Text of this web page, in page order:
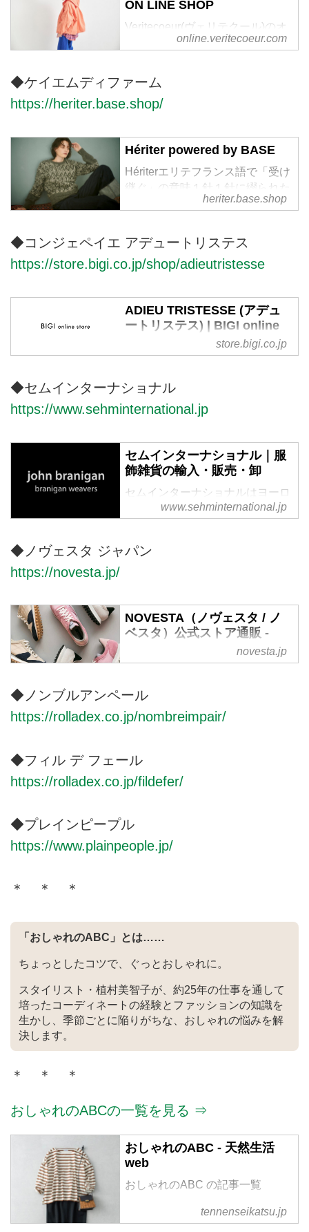
ON LINE SHOP
Veritecoeur(ヴェリテクール)のオ
フィシャル通販サイトです。 オ
ガジンの配信。
online.veritecoeur.com
◆ケイエムディファーム
https://heriter.base.shop/
Hériter powered by BASE
Hériterエリテフランス語で「受け
継ぐ」の意味１針１針に綴られた
記憶と技術を未来に受け継ぐ余韻
間をかけて関わる全ての人々の試
行錯誤でできています。時代と共
に、手仕事や技術が衰退しつつあ
ができ、長く愛する事のできる物
作りを目指します。
heriter.base.shop
◆コンジェペイエ アデュートリステス
https://store.bigi.co.jp/shop/adieutristesse
ADIEU TRISTESSE (アデュ
ートリステス) | BIGI online
store - ビギ オンラインスト
ア
サイト・ADIEU TRISTESSE（ア
デュートリステス）のTOPページ
はの豊富な品揃え。
store.bigi.co.jp
◆セムインターナショナル
https://www.sehminternational.jp
セムインターナショナル｜服
飾雑貨の輸入・販売・卸
セムインターナショナルはヨーロ
ッパ、アメリカの服飾及び服雑貨
www.sehminternational.jp
◆ノヴェスタ ジャパン
https://novesta.jp/
NOVESTA（ノヴェスタ / ノ
ベスタ）公式ストア通販 -
NOVESTA JAPAN OFFICIAL
STORE
クトリーから生まれたフットウェ
アブランド「NOVESTA（ノヴェ
バキアのスニーカー。
novesta.jp
◆ノンブルアンペール
https://rolladex.co.jp/nombreimpair/
◆フィル デ フェール
https://rolladex.co.jp/fildefer/
◆プレインピープル
https://www.plainpeople.jp/
＊ ＊ ＊
「おしゃれのABC」とは……
ちょっとしたコツで、ぐっとおしゃれに。
スタイリスト・植村美智子が、約25年の仕事を通して
培ったコーディネートの経験とファッションの知識を
生かし、季節ごとに陥りがちな、おしゃれの悩みを解
決します。
＊ ＊ ＊
おしゃれのABCの一覧を見る ⇒
おしゃれのABC - 天然生活
web
おしゃれのABC の記事一覧
tennenseikatsu.jp